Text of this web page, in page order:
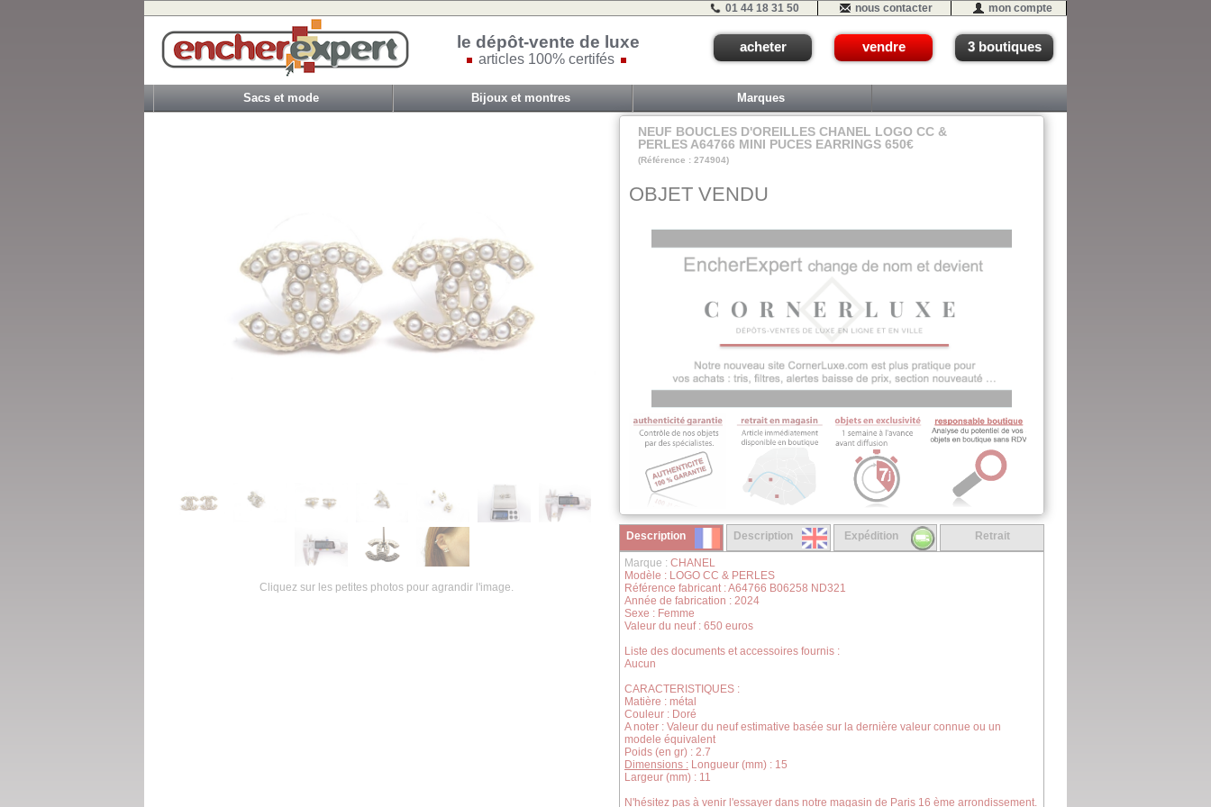
01 44 18 31 50 nous contacter mon compte
le dépôt-vente de luxe
articles 100% certifés
acheter vendre 3 boutiques
Sacs et mode Bijoux et montres Marques
Cliquez sur les petites photos pour agrandir l'image.
NEUF BOUCLES D'OREILLES CHANEL LOGO CC &
PERLES A64766 MINI PUCES EARRINGS 650€
(Référence : 274904)
OBJET VENDU
Description Description Expédition Retrait
Marque : CHANEL
Modèle : LOGO CC & PERLES
Référence fabricant : A64766 B06258 ND321
Année de fabrication : 2024
Sexe : Femme
Valeur du neuf : 650 euros
Liste des documents et accessoires fournis :
Aucun
CARACTERISTIQUES :
Matière : métal
Couleur : Doré
A noter : Valeur du neuf estimative basée sur la dernière valeur connue ou un
modele équivalent
Poids (en gr) : 2.7
Dimensions : Longueur (mm) : 15
Largeur (mm) : 11
N'hésitez pas à venir l'essayer dans notre magasin de Paris 16 ème arrondissement.